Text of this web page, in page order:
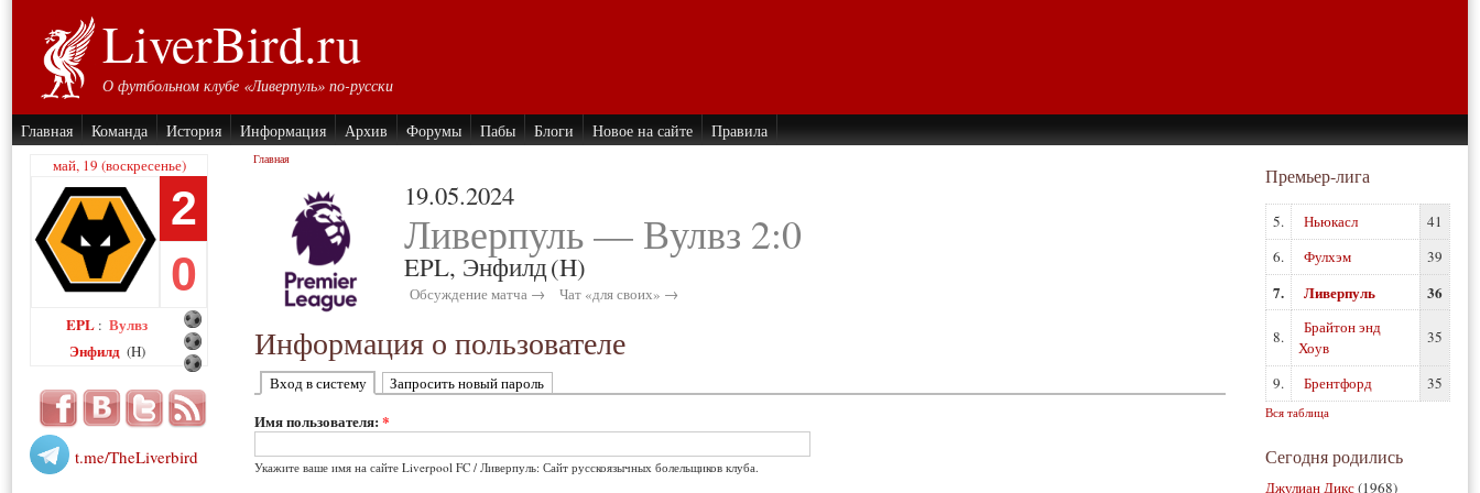
LiverBird.ru
О футбольном клубе «Ливерпуль» по-русски
Главная Команда История Информация Архив Форумы Пабы Блоги Новое на сайте Правила
май, 19 (воскресенье)
2
0
EPL : Вулвз
Энфилд (H)
t.me/TheLiverbird
Главная
19.05.2024
Ливерпуль — Вулвз 2:0
EPL, Энфилд(H)
Обсуждение матча → Чат «для своих» →
Информация о пользователе
Вход в систему Запросить новый пароль
Имя пользователя:*
Укажите ваше имя на сайте Liverpool FC / Ливерпуль: Сайт русскоязычных болельщиков клуба.
Премьер-лига
5. Ньюкасл
41
6.
Фулхэм 39
7. Ливерпуль 36
8.
Брайтон энд
Хоув
35
9. Брентфорд 35
Вся таблица
Сегодня родились
Джулиан Дикс(1968)